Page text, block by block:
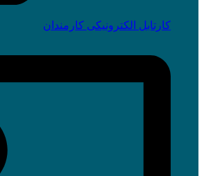
کارتابل الکترونیکی کارمندان